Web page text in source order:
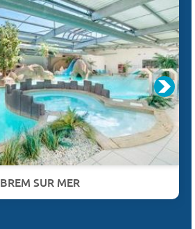
BREM SUR MER